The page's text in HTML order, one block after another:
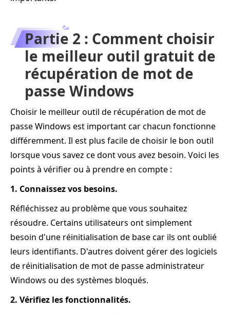
Partie 2 : Comment choisir
le meilleur outil gratuit de
récupération de mot de
passe Windows
Choisir le meilleur outil de récupération de mot de
passe Windows est important car chacun fonctionne
différemment. Il est plus facile de choisir le bon outil
lorsque vous savez ce dont vous avez besoin. Voici les
points à vérifier ou à prendre en compte :
1. Connaissez vos besoins.
Réfléchissez au problème que vous souhaitez
résoudre. Certains utilisateurs ont simplement
besoin d'une réinitialisation de base car ils ont oublié
leurs identifiants. D'autres doivent gérer des logiciels
de réinitialisation de mot de passe administrateur
Windows ou des systèmes bloqués.
2. Vérifiez les fonctionnalités.